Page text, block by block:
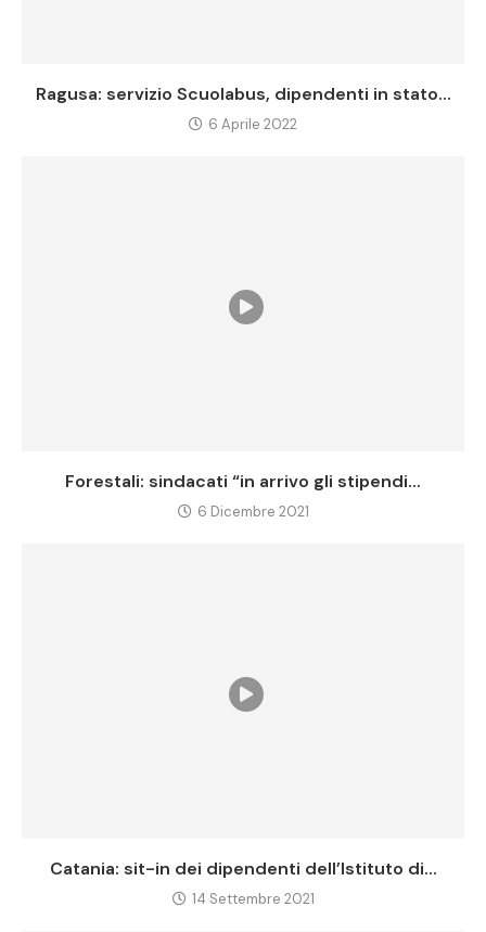
Ragusa: servizio Scuolabus, dipendenti in stato...
6 Aprile 2022
Forestali: sindacati “in arrivo gli stipendi...
6 Dicembre 2021
Catania: sit-in dei dipendenti dell’Istituto di...
14 Settembre 2021